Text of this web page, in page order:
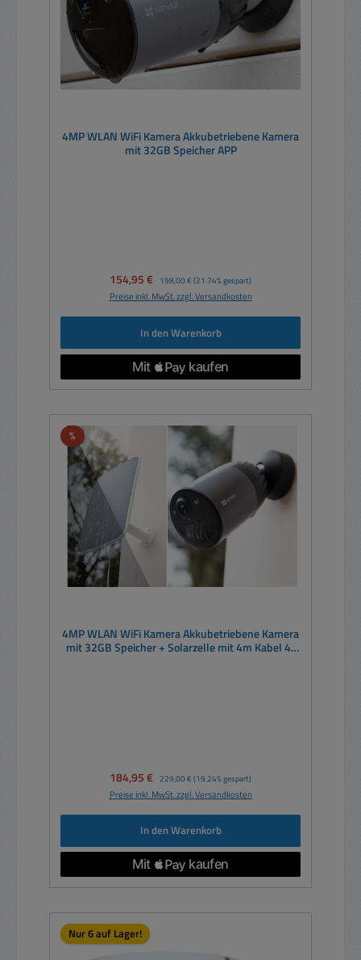
4MP WLAN WiFi Kamera Akkubetriebene Kamera
mit 32GB Speicher APP
Verkaufspreis:
154,95 € Regulärer Preis:
198,00 € (21.74% gespart)
Preise inkl. MwSt. zzgl. Versandkosten
In den Warenkorb
%Rabatt
4MP WLAN WiFi Kamera Akkubetriebene Kamera
mit 32GB Speicher + Solarzelle mit 4m Kabel 4-
Verkaufspreis:
184,95 € Regulärer Preis:
229,00 € (19.24% gespart)
Preise inkl. MwSt. zzgl. Versandkosten
In den Warenkorb
Nur 6 auf Lager!